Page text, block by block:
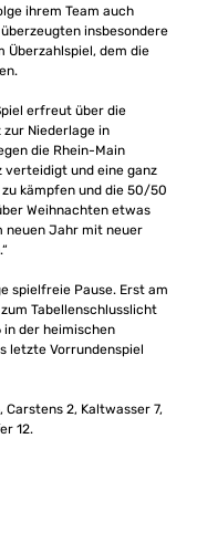
ihrem Team auch
insbesondere
Überzahlspiel, dem die
erfreut über die
zur Niederlage in
die Rhein-Main
verteidigt und eine ganz
kämpfen und die 50/50
Weihnachten etwas
neuen Jahr mit neuer
spielfreie Pause. Erst am
Tabellenschlusslicht
in der heimischen
letzte Vorrundenspiel
Carstens 2, Kaltwasser 7,
12.